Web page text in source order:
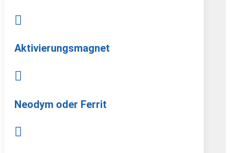

Aktivierungsmagnet

Neodym oder Ferrit
